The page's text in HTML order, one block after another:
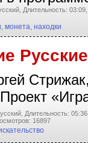
Длительность: 03:09,
, монета, находки
Длительность:
16897